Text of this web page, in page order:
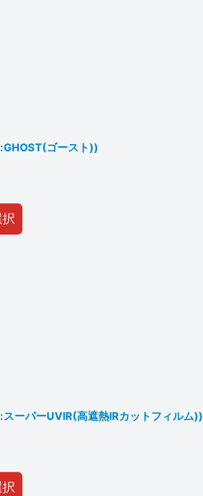
ゴースト))
ーパーUVIR(高遮熱IRカットフィルム))